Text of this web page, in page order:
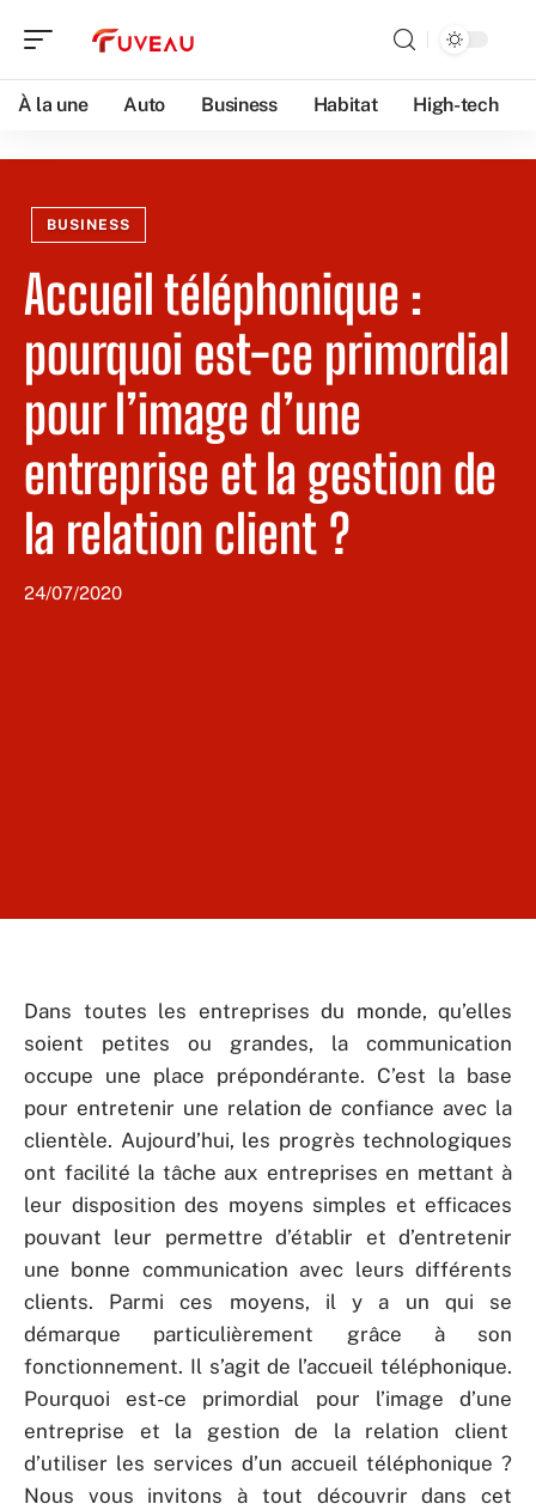
À la une Auto Business Habitat High-tech
BUSINESS
Accueil téléphonique :
pourquoi est-ce primordial
pour l’image d’une
entreprise et la gestion de
la relation client ?
24/07/2020
Dans toutes les entreprises du monde, qu’elles
soient petites ou grandes, la communication
occupe une place prépondérante. C’est la base
pour entretenir une relation de confiance avec la
clientèle. Aujourd’hui, les progrès technologiques
ont facilité la tâche aux entreprises en mettant à
leur disposition des moyens simples et efficaces
pouvant leur permettre d’établir et d’entretenir
une bonne communication avec leurs différents
clients. Parmi ces moyens, il y a un qui se
démarque particulièrement grâce à son
fonctionnement. Il s’agit de l’accueil téléphonique.
Pourquoi est-ce primordial pour l’image d’une
entreprise et la gestion de la relation client
d’utiliser les services d’un accueil téléphonique ?
Nous vous invitons à tout découvrir dans cet